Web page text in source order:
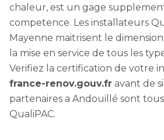
chaleur, est un gage
competence. Les installateurs
Mayenne maitrisent le
la mise en service de tous les
Verifiez la certification de votre
france-renov.gouv.fr avant de
partenaires a Andouillé sont
QualiPAC.